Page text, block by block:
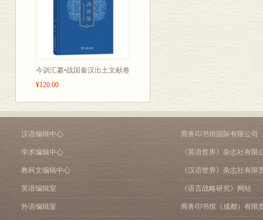
今训汇纂•战国秦汉出土文献卷
¥120.00
汉语编辑中心
学术编辑中心
教科文编辑中心
英语编辑室
外语编辑室
商务印书馆国际有限公司
《英语世界》杂志社有限
《汉语世界》杂志社有限
《语言战略研究》网站
商务印书馆（成都）有限